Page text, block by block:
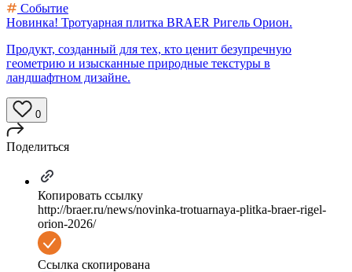
Событие
Новинка! Тротуарная плитка BRAER Ригель Орион.
Продукт, созданный для тех, кто ценит безупречную
геометрию и изысканные природные текстуры в
ландшафтном дизайне.
0
Поделиться
Копировать ссылку
http://braer.ru/news/novinka-trotuarnaya-plitka-braer-rigel-
orion-2026/
Ссылка скопирована